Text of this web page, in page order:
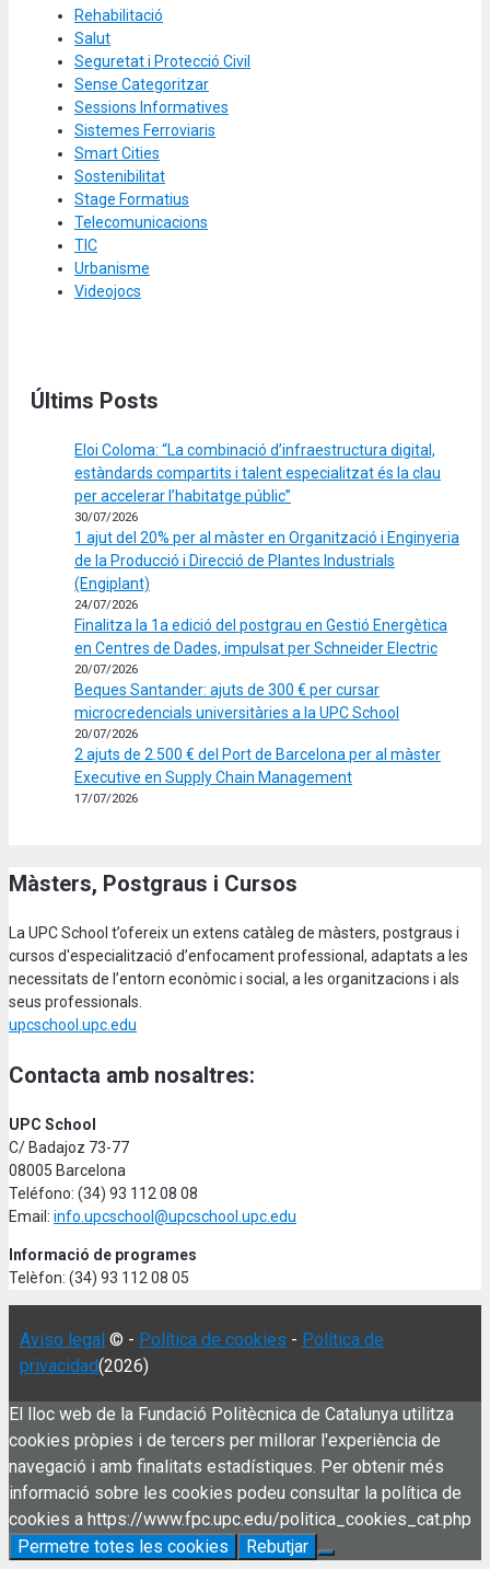
Rehabilitació
Salut
Seguretat i Protecció Civil
Sense Categoritzar
Sessions Informatives
Sistemes Ferroviaris
Smart Cities
Sostenibilitat
Stage Formatius
Telecomunicacions
TIC
Urbanisme
Videojocs
Últims Posts
Eloi Coloma: “La combinació d’infraestructura digital,
estàndards compartits i talent especialitzat és la clau
per accelerar l’habitatge públic”
30/07/2026
1 ajut del 20% per al màster en Organització i Enginyeria
de la Producció i Direcció de Plantes Industrials
(Engiplant)
24/07/2026
Finalitza la 1a edició del postgrau en Gestió Energètica
en Centres de Dades, impulsat per Schneider Electric
20/07/2026
Beques Santander: ajuts de 300 € per cursar
microcredencials universitàries a la UPC School
20/07/2026
2 ajuts de 2.500 € del Port de Barcelona per al màster
Executive en Supply Chain Management
17/07/2026
Màsters, Postgraus i Cursos
La UPC School t’ofereix un extens catàleg de màsters, postgraus i
cursos d'especialització d’enfocament professional, adaptats a les
necessitats de l’entorn econòmic i social, a les organitzacions i als
seus professionals.
upcschool.upc.edu
Contacta amb nosaltres:
UPC School
C/ Badajoz 73-77
08005 Barcelona
Teléfono: (34) 93 112 08 08
Email: info.upcschool@upcschool.upc.edu
Informació de programes
Telèfon: (34) 93 112 08 05
Aviso legal © - Política de cookies - Política de
privacidad(2026)
El lloc web de la Fundació Politècnica de Catalunya utilitza
cookies pròpies i de tercers per millorar l'experiència de
navegació i amb finalitats estadístiques. Per obtenir més
informació sobre les cookies podeu consultar la política de
cookies a https://www.fpc.upc.edu/politica_cookies_cat.php
Permetre totes les cookies
Rebutjar